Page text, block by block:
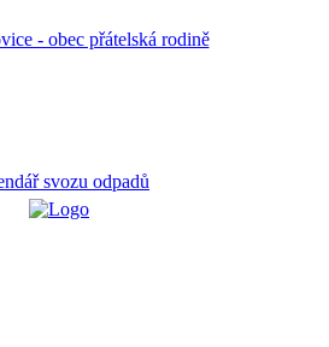
- obec přátelská rodině
svozu odpadů